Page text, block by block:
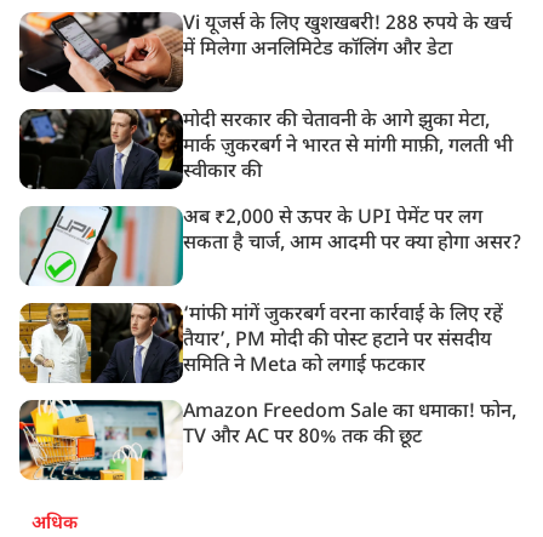
Vi यूजर्स के लिए खुशखबरी! 288 रुपये के खर्च
में मिलेगा अनलिमिटेड कॉलिंग और डेटा
मोदी सरकार की चेतावनी के आगे झुका मेटा,
मार्क ज़ुकरबर्ग ने भारत से मांगी माफ़ी, गलती भी
स्वीकार की
अब ₹2,000 से ऊपर के UPI पेमेंट पर लग
सकता है चार्ज, आम आदमी पर क्या होगा असर?
‘मांफी मांगें जुकरबर्ग वरना कार्रवाई के लिए रहें
तैयार’, PM मोदी की पोस्ट हटाने पर संसदीय
समिति ने Meta को लगाई फटकार
Amazon Freedom Sale का धमाका! फोन,
TV और AC पर 80% तक की छूट
अधिक